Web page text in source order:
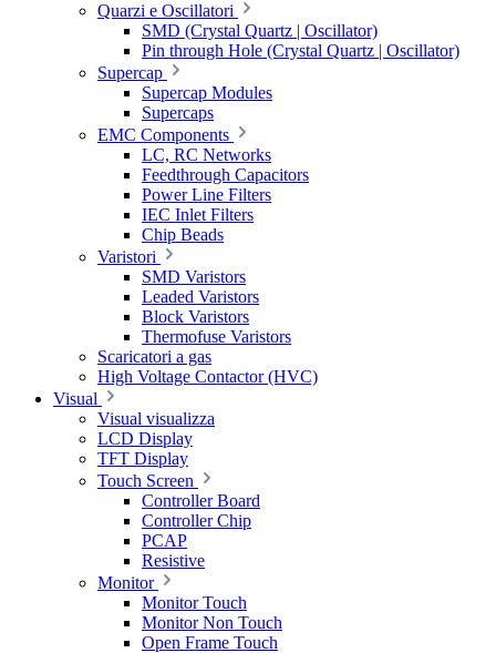
Quarzi e Oscillatori
SMD (Crystal Quartz | Oscillator)
Pin through Hole (Crystal Quartz | Oscillator)
Supercap
Supercap Modules
Supercaps
EMC Components
LC, RC Networks
Feedthrough Capacitors
Power Line Filters
IEC Inlet Filters
Chip Beads
Varistori
SMD Varistors
Leaded Varistors
Block Varistors
Thermofuse Varistors
Scaricatori a gas
High Voltage Contactor (HVC)
Visual
Visual visualizza
LCD Display
TFT Display
Touch Screen
Controller Board
Controller Chip
PCAP
Resistive
Monitor
Monitor Touch
Monitor Non Touch
Open Frame Touch